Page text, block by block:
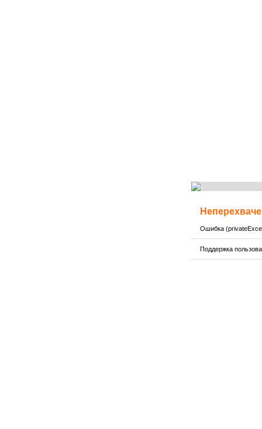
Ошибка
Поддержка